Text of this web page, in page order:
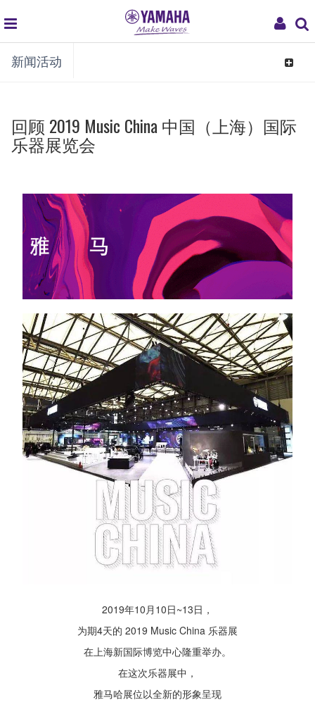
My
global
navigation
新闻活动
Toggle
回顾 2019 Music China 中国（上海）国际
乐器展览会
2019年10月10日~13日，
为期4天的 2019 Music China 乐器展
在上海新国际博览中心隆重举办。
在这次乐器展中，
雅马哈展位以全新的形象呈现